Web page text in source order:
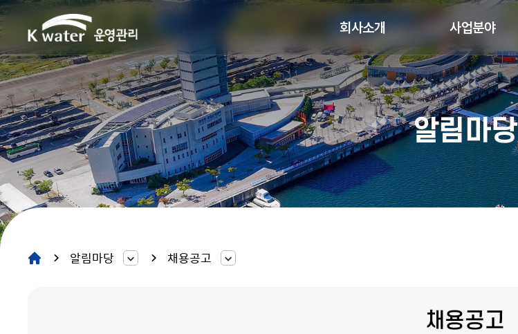
회사소개 사업분야
알림마당
알림마당 채용공고
채용공고